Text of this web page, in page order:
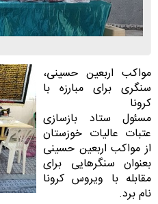
مواکب اربعین حسینی،
سنگری برای مبارزه با
کرونا
مسئول ستاد بازسازی
عتبات عالیات خوزستان
از مواکب اربعین حسینی
بعنوان سنگر‌هایی برای
مقابله با ویروس کرونا
نام برد.